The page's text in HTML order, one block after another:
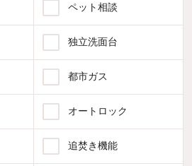
ペット相談
独立洗面台
都市ガス
オートロック
追焚き機能